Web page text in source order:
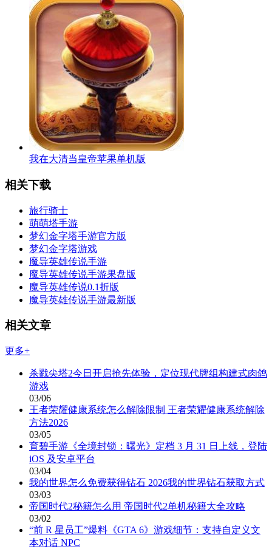
我在大清当皇帝苹果单机版
相关下载
旅行骑士
萌萌塔手游
梦幻金字塔手游官方版
梦幻金字塔游戏
魔导英雄传说手游
魔导英雄传说手游果盘版
魔导英雄传说0.1折版
魔导英雄传说手游最新版
相关文章
更多+
杀戮尖塔2今日开启抢先体验，定位现代牌组构建式肉鸽
游戏
03/06
王者荣耀健康系统怎么解除限制 王者荣耀健康系统解除
方法2026
03/05
育碧手游《全境封锁：曙光》定档 3 月 31 日上线，登陆
iOS 及安卓平台
03/04
我的世界怎么免费获得钻石 2026我的世界钻石获取方式
03/03
帝国时代2秘籍怎么用 帝国时代2单机秘籍大全攻略
03/02
“前 R 星员工”爆料《GTA 6》游戏细节：支持自定义文
本对话 NPC